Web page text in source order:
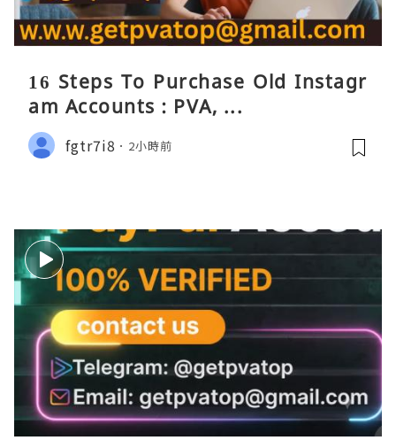
16 Steps To Purchase Old Instagr
am Accounts : PVA, ...
fgtr7i8 2小時前